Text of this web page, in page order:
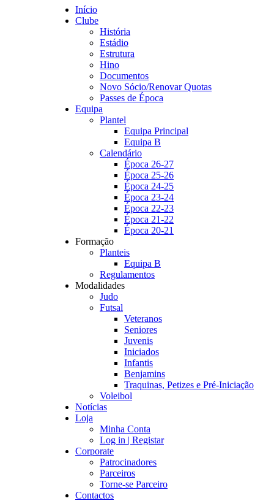
Início
Clube
História
Estádio
Estrutura
Hino
Documentos
Novo Sócio/Renovar Quotas
Passes de Época
Equipa
Plantel
Equipa Principal
Equipa B
Calendário
Época 26-27
Época 25-26
Época 24-25
Época 23-24
Época 22-23
Época 21-22
Época 20-21
Formação
Planteis
Equipa B
Regulamentos
Modalidades
Judo
Futsal
Veteranos
Seniores
Juvenis
Iniciados
Infantis
Benjamins
Traquinas, Petizes e Pré-Iniciação
Voleibol
Notícias
Loja
Minha Conta
Log in | Registar
Corporate
Patrocinadores
Parceiros
Torne-se Parceiro
Contactos